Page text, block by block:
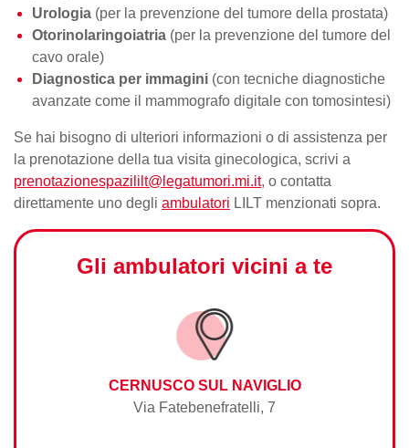
Urologia (per la prevenzione del tumore della prostata)
Otorinolaringoiatria (per la prevenzione del tumore del
cavo orale)
Diagnostica per immagini (con tecniche diagnostiche
avanzate come il mammografo digitale con tomosintesi)
Se hai bisogno di ulteriori informazioni o di assistenza per
la prenotazione della tua visita ginecologica, scrivi a
prenotazionespazililt@legatumori.mi.it, o contatta
direttamente uno degli ambulatori LILT menzionati sopra.
Gli ambulatori vicini a te
CERNUSCO SUL NAVIGLIO
Via Fatebenefratelli, 7